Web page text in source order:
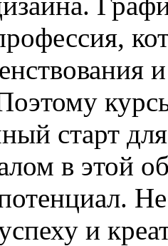
старт для
в этой
и